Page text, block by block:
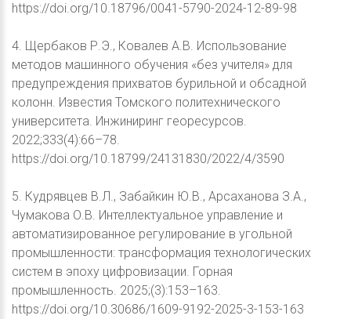
https://doi.org/10.18796/0041-5790-2024-12-89-98
4. Щербаков Р.Э., Ковалев А.В. Использование
методов машинного обучения «без учителя» для
предупреждения прихватов бурильной и обсадной
колонн. Известия Томского политехнического
университета. Инжиниринг георесурсов.
2022;333(4):66–78.
https://doi.org/10.18799/24131830/2022/4/3590
5. Кудрявцев В.Л., Забайкин Ю.В., Арсаханова З.А.,
Чумакова О.В. Интеллектуальное управление и
автоматизированное регулирование в угольной
промышленности: трансформация технологических
систем в эпоху цифровизации. Горная
промышленность. 2025;(3):153–163.
https://doi.org/10.30686/1609-9192-2025-3-153-163